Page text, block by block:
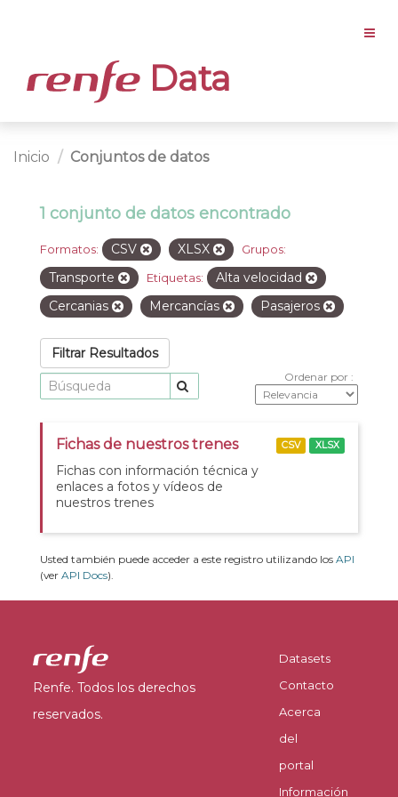
Data
Inicio Conjuntos de datos
1 conjunto de datos encontrado
Formatos: CSV XLSX Grupos:
Transporte Etiquetas:
Alta velocidad
Cercanias
Mercancías Pasajeros
Filtrar Resultados
Ordenar por
Fichas de nuestros trenes
Fichas con información técnica y
enlaces a fotos y vídeos de
nuestros trenes
CSV XLSX
Usted también puede acceder a este registro utilizando los API
(ver API Docs).
Renfe. Todos los derechos
reservados.
Datasets
Contacto
Acerca
del
portal
Información